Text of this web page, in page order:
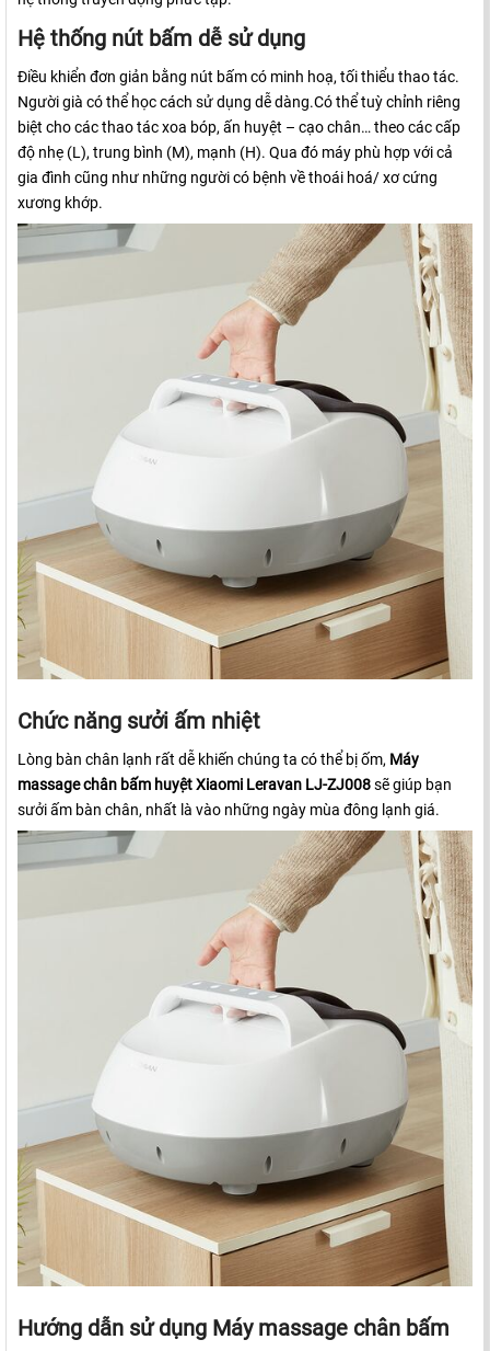
Hệ thống nút bấm dễ sử dụng
Điều khiển đơn giản bằng nút bấm có minh hoạ, tối thiểu thao tác.
Người già có thể học cách sử dụng dễ dàng.Có thể tuỳ chỉnh riêng
biệt cho các thao tác xoa bóp, ấn huyệt – cạo chân… theo các cấp
độ nhẹ (L), trung bình (M), mạnh (H). Qua đó máy phù hợp với cả
gia đình cũng như những người có bệnh về thoái hoá/ xơ cứng
xương khớp.
Chức năng sưởi ấm nhiệt
Lòng bàn chân lạnh rất dễ khiến chúng ta có thể bị ốm, Máy
massage chân bấm huyệt Xiaomi Leravan LJ-ZJ008sẽ giúp bạn
sưởi ấm bàn chân, nhất là vào những ngày mùa đông lạnh giá.
Hướng dẫn sử dụng Máy massage chân bấm